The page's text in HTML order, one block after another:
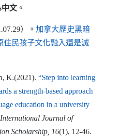
中文 。
）。 加拿大歷史黑暗
住民孩子文化融入還是滅
, K.(2021). “Step into learning
a strength-based approach
education in a university
International Journal of
Scholarship , 16(1), 12-46.